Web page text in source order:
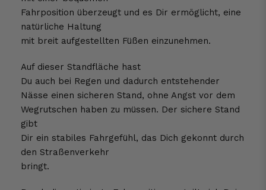
Fahrposition überzeugt und es Dir ermöglicht, eine
natürliche Haltung
mit breit aufgestellten Füßen einzunehmen.
Auf dieser Standfläche hast
Du auch bei Regen und dadurch entstehender
Nässe einen sicheren Stand, ohne Angst vor dem
Wegrutschen haben zu müssen. Der sichere Stand
gibt
Dir ein stabiles Fahrgefühl, das Dich gekonnt durch
den Straßenverkehr
bringt.